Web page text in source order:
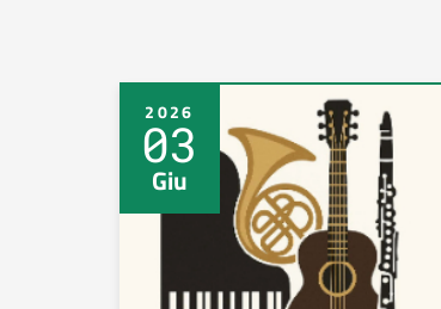
2026
03
Giu